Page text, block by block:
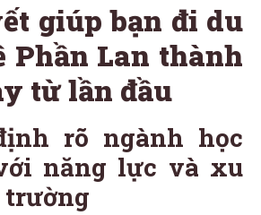
giúp bạn đi du
Phần Lan thành
từ lần đầu
rõ ngành học
năng lực và xu